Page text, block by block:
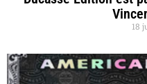
18